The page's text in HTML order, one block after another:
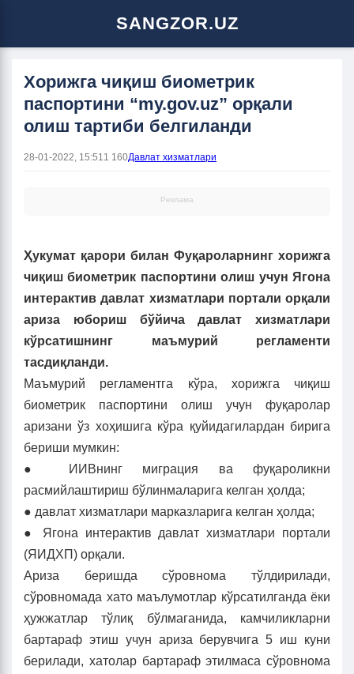
SANGZOR.UZ
Хорижга чиқиш биометрик
паспортини “my.gov.uz” орқали
олиш тартиби белгиланди
28-01-2022, 15:511 160Давлат хизматлари
Реклама
Ҳукумат қарори билан Фуқароларнинг хорижга
чиқиш биометрик паспортини олиш учун Ягона
интерактив давлат хизматлари портали орқали
ариза юбориш бўйича давлат хизматлари
кўрсатишнинг маъмурий регламенти
тасдиқланди.
Маъмурий регламентга кўра, хорижга чиқиш
биометрик паспортини олиш учун фуқаролар
аризани ўз хоҳишига кўра қуйидагилардан бирига
бериши мумкин:
● ИИВнинг миграция ва фуқароликни
расмийлаштириш бўлинмаларига келган ҳолда;
● давлат хизматлари марказларига келган ҳолда;
● Ягона интерактив давлат хизматлари портали
(ЯИДХП) орқали.
Ариза беришда сўровнома тўлдирилади,
сўровномада хато маълумотлар кўрсатилганда ёки
ҳужжатлар тўлиқ бўлмаганида, камчиликларни
бартараф этиш учун ариза берувчига 5 иш куни
берилади, хатолар бартараф этилмаса сўровнома